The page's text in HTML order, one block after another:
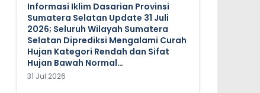
Informasi Iklim Dasarian Provinsi
Sumatera Selatan Update 31 Juli
2026; Seluruh Wilayah Sumatera
Selatan Diprediksi Mengalami Curah
Hujan Kategori Rendah dan Sifat
Hujan Bawah Normal…
31 Jul 2026